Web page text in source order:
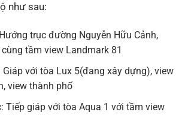
như sau:
trục đường Nguyễn Hữu Cảnh,
tầm view Landmark 81
Giáp với tòa Lux 5(đang xây dựng), view
view thành phố
Tiếp giáp với tòa Aqua 1 với tầm view